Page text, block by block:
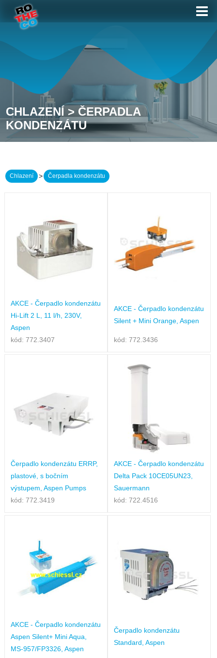
CHLAZENÍ > ČERPADLA
KONDENZÁTU
Chlazení > Čerpadla kondenzátu
AKCE - Čerpadlo kondenzátu
Hi-Lift 2 L, 11 l/h, 230V,
Aspen
kód: 772.3407
AKCE - Čerpadlo kondenzátu
Silent + Mini Orange, Aspen
kód: 772.3436
Čerpadlo kondenzátu ERRP,
plastové, s bočním
výstupem, Aspen Pumps
kód: 772.3419
AKCE - Čerpadlo kondenzátu
Delta Pack 10CE05UN23,
Sauermann
kód: 722.4516
AKCE - Čerpadlo kondenzátu
Aspen Silent+ Mini Aqua,
MS-957/FP3326, Aspen
Čerpadlo kondenzátu
Standard, Aspen